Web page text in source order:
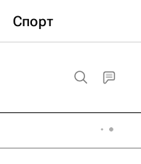
Спорт